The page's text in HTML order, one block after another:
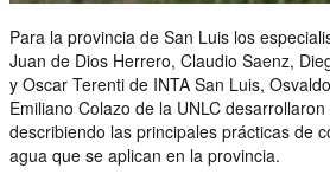
Para la provincia de San Luis los
Juan de Dios Herrero, Claudio Saenz,
y Oscar Terenti de INTA San Luis,
Emiliano Colazo de la UNLC
describiendo las principales prácticas de
agua que se aplican en la provincia.